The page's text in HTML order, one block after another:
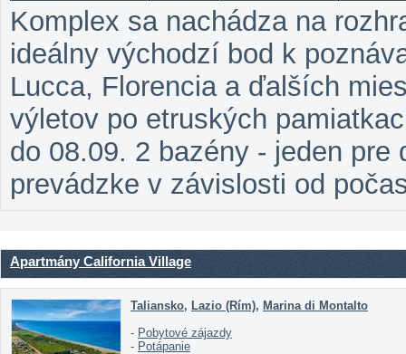
Komplex sa nachádza na
ideálny východzí bod k
Lucca, Florencia a ďalších
výletov po etruských
do 08.09. 2 bazény - jeden
prevádzke v závislosti od
Apartmány California Village
Taliansko, Lazio (Rím), Marina di Montalto
- Pobytové zájazdy
- Potápanie